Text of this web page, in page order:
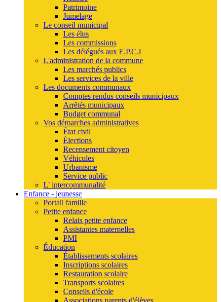
Patrimoine
Jumelage
Le conseil municipal
Les élus
Les commissions
Les délégués aux E.P.C.I
L'administration de la commune
Les marchés publics
Les services de la ville
Les documents communaux
Comptes rendus conseils municipaux
Arrêtés municipaux
Budget communal
Vos démarches administratives
État civil
Élections
Recensement citoyen
Véhicules
Urbanisme
Service public
L' intercommunalité
Enfance - jeunesse
Portail famille
Petite enfance
Relais petite enfance
Assistantes maternelles
PMI
Éducation
Établissements scolaires
Inscriptions scolaires
Restauration scolaire
Transports scolaires
Conseils d'école
Associations parents d'élèves